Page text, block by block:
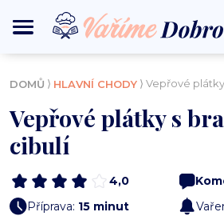
DOMŮ ⟩ HLAVNÍ CHODY ⟩ Vepřové
Vepřové plátky s
cibulí
4,0
Příprava: 15 minut